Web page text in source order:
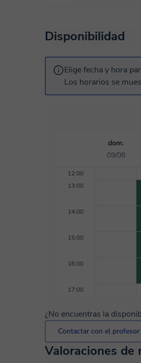
Disponibilidad
Elige fecha y hora
Los horarios se
dom.
09/08
12:00
13:00
14:00
15:00
16:00
17:00
¿No encuentras la
Contactar con el profesor
Valoraciones de